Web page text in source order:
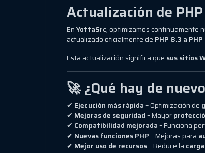
Actualización de
EnYottaSrc, optimizamos continuamente
actualizado oficialmente de PHP 8.3 a
Esta actualización significa que sus sitios
🚀 ¿Qué hay de
✔ Ejecución más rápida– Optimización de
✔ Mejoras de seguridad– Mayor
✔ Compatibilidad mejorada– Funciona
✔ Nuevas funciones PHP– Mejoras para
✔ Mejor uso de recursos– Reduce la